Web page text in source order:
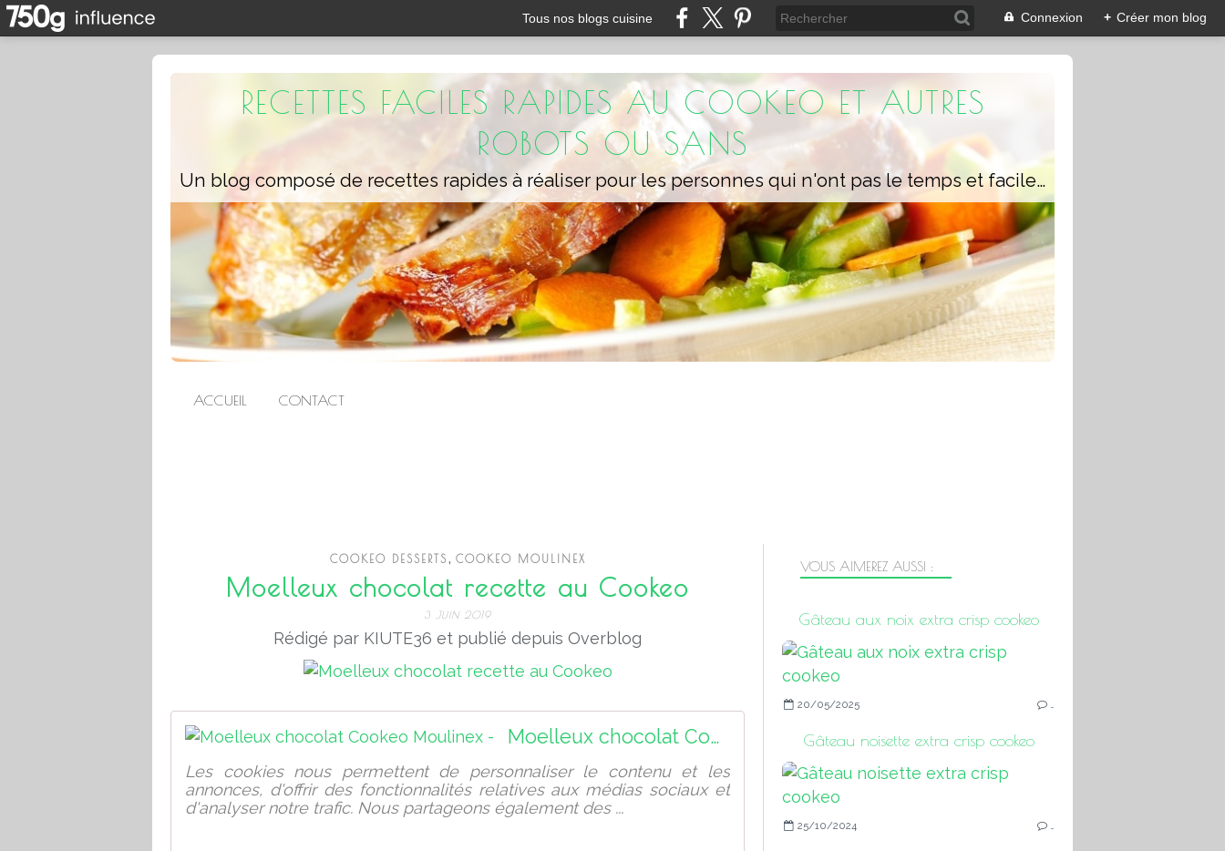
Tous nos blogs cuisine Connexion + Créer mon blog
RECETTES FACILES RAPIDES AU COOKEO ET AUTRES
ROBOTS OU SANS
Un blog composé de recettes rapides à réaliser pour les personnes qui n'ont pas le temps et faciles pour pouvoir se régaler ou régaler toute la famille avec ou sans robot
ACCUEIL CONTACT
COOKEO DESSERTS , COOKEO MOULINEX
Moelleux chocolat recette au Cookeo
3 JUIN 2019
Rédigé par KIUTE36 et publié depuis Overblog
Moelleux chocolat Cookeo Moulinex -
Les cookies nous permettent de personnaliser le contenu et les
annonces, d'offrir des fonctionnalités relatives aux médias sociaux et
d'analyser notre trafic. Nous partageons également des ...
VOUS AIMEREZ AUSSI :
Gâteau aux noix extra crisp cookeo
20/05/2025 …
Gâteau noisette extra crisp cookeo
25/10/2024 …